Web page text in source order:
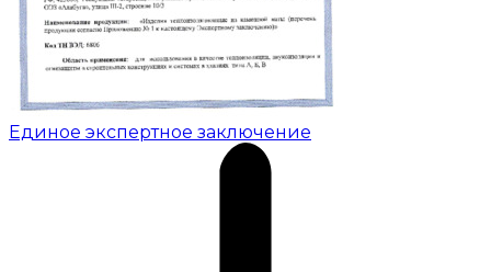
Единое экспертное заключение